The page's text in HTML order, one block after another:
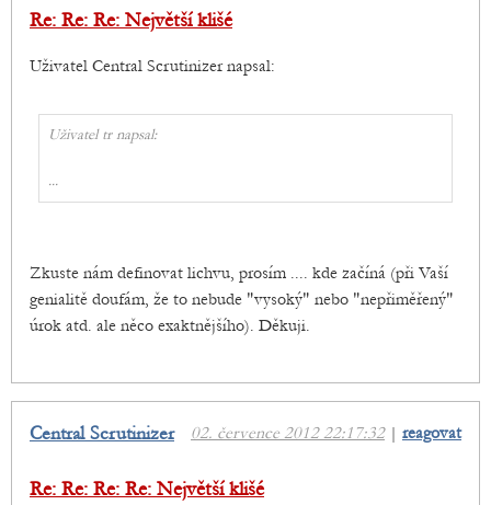
Re: Re: Re: Největší klišé
Uživatel Central Scrutinizer napsal:
Uživatel tr napsal:
...
Zkuste nám definovat lichvu, prosím .... kde začíná (při Vaší
genialitě doufám, že to nebude "vysoký" nebo "nepřiměřený"
úrok atd. ale něco exaktnějšího). Děkuji.
02. července 2012 22:17:32| reagovat
Central Scrutinizer
Re: Re: Re: Re: Největší klišé